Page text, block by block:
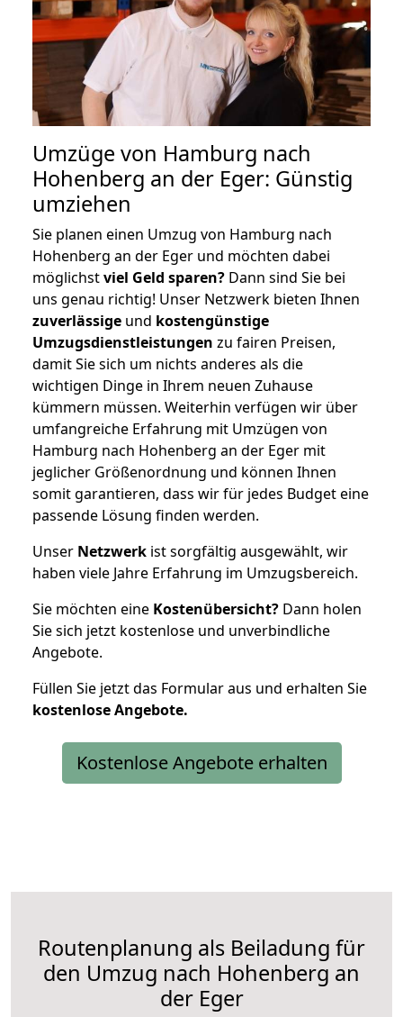
Umzüge von Hamburg nach
Hohenberg an der Eger: Günstig
umziehen
Sie planen einen Umzug von Hamburg nach
Hohenberg an der Eger und möchten dabei
möglichstviel Geld sparen? Dann sind Sie bei
uns genau richtig! Unser Netzwerk bieten Ihnen
zuverlässige und kostengünstige
Umzugsdienstleistungen zu fairen Preisen,
damit Sie sich um nichts anderes als die
wichtigen Dinge in Ihrem neuen Zuhause
kümmern müssen. Weiterhin verfügen wir über
umfangreiche Erfahrung mit Umzügen von
Hamburg nach Hohenberg an der Eger mit
jeglicher Größenordnung und können Ihnen
somit garantieren, dass wir für jedes Budget eine
passende Lösung finden werden.
Unser Netzwerk ist sorgfältig ausgewählt, wir
haben viele Jahre Erfahrung im Umzugsbereich.
Sie möchten eine Kostenübersicht? Dann holen
Sie sich jetzt kostenlose und unverbindliche
Angebote.
Füllen Sie jetzt das Formular aus und erhalten Sie
kostenloseAngebote.
Kostenlose Angebote erhalten
Routenplanung als Beiladung für
den Umzug nach Hohenberg an
der Eger